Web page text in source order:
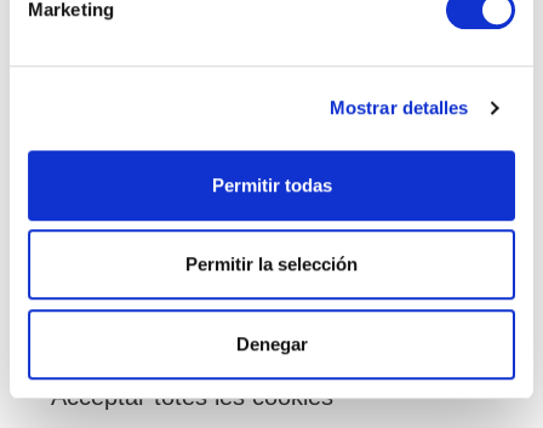
Marketing
Mostrar detalles
Permitir todas
Permitir la selección
Denegar
realitzen amb garanties adequades
· O mecanismes equivalents legalment
5. Gestió i retirada del consentiment
· Acceptar totes les cookies